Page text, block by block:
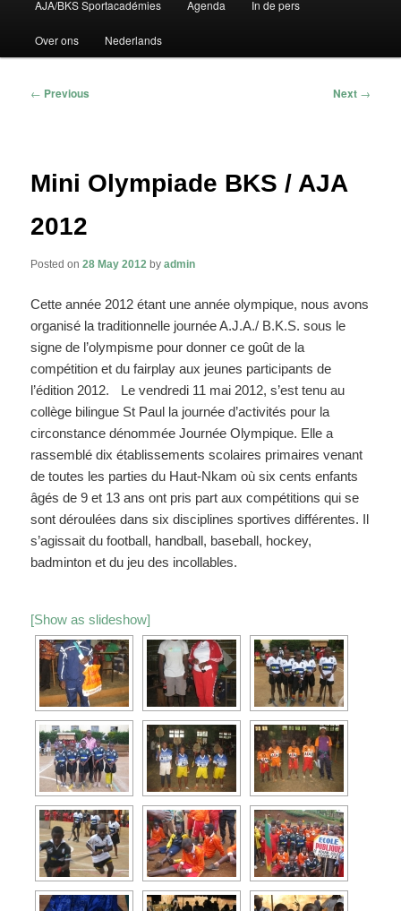
to
primary
content
to
secondary
content
AJA/BKS Sportacadémies Agenda In de pers
Over ons Nederlands
Post
← Previous Next →
Mini Olympiade BKS / AJA
2012
Posted on28 May 2012 byadmin
Cette année 2012 étant une année olympique, nous avons
organisé la traditionnelle journée A.J.A./ B.K.S. sous le
signe de l’olympisme pour donner ce goût de la
compétition et du fairplay aux jeunes participants de
l’édition 2012. Le vendredi 11 mai 2012, s’est tenu au
collège bilingue St Paul la journée d’activités pour la
circonstance dénommée Journée Olympique. Elle a
rassemblé dix établissements scolaires primaires venant
de toutes les parties du Haut-Nkam où six cents enfants
âgés de 9 et 13 ans ont pris part aux compétitions qui se
sont déroulées dans six disciplines sportives différentes. Il
s’agissait du football, handball, baseball, hockey,
badminton et du jeu des incollables.
[Show as slideshow]